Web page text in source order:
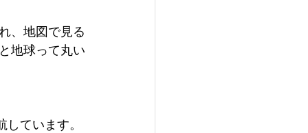
、地図で見る
地球って丸い
ています。